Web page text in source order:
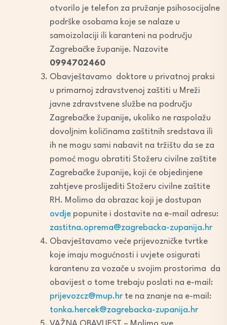
otvorilo je telefon za pružanje psihosocijalne
podrške osobama koje se nalaze u
samoizolaciji ili karanteni na području
Zagrebačke županije. Nazovite
0994702460
Obavještavamo doktore u privatnoj praksi
u primarnoj zdravstvenoj zaštiti u Mreži
javne zdravstvene službe na području
Zagrebačke županije, ukoliko ne raspolažu
dovoljnim količinama zaštitnih sredstava ili
ih ne mogu sami nabavit na tržištu da se za
pomoć mogu obratiti Stožeru civilne zaštite
Zagrebačke županije, koji će objedinjene
zahtjeve proslijediti Stožeru civilne zaštite
RH. Molimo da obrazac koji je dostupan
ovdje popunite i dostavite na e-mail adresu:
zastitna.oprema@zagrebacka-zupanija.hr
Obavještavamo veće prijevozničke tvrtke
koje imaju mogućnosti i uvjete osigurati
karantenu za vozače u svojim prostorima da
obavijest o tome trebaju poslati na e-mail:
prijevozcz@mup.hr te na znanje na e-mail:
tonka.hercek@zagrebacka-zupanija.hr